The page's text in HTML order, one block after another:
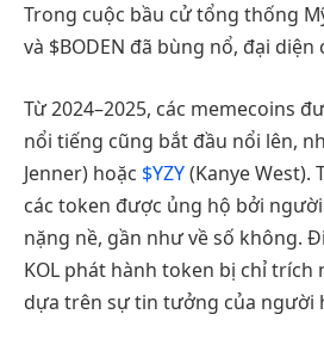
Trong cuộc bầu cử tổng thống
và $BODEN đã bùng nổ, đại diện
Từ 2024–2025, các memecoins
nổi tiếng cũng bắt đầu nổi lên,
Jenner) hoặc $YZY(Kanye West).
các token được ủng hộ bởi
nặng nề, gần như về số không.
KOL phát hành token bị chỉ trích
dựa trên sự tin tưởng của người